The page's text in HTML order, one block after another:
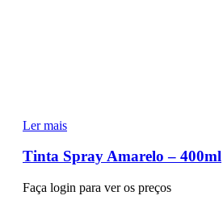
Ler mais
Tinta Spray Amarelo – 400ml
Faça login para ver os preços